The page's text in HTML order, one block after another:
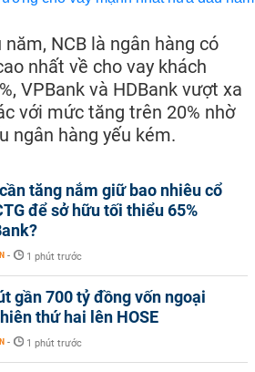
NCB là ngân hàng có
nhất về cho vay khách
VPBank và HDBank vượt xa
với mức tăng trên 20% nhờ
ngân hàng yếu kém.
tăng nắm giữ bao nhiêu cổ
để sở hữu tối thiểu 65%
- 1 phút trước
gần 700 tỷ đồng vốn ngoại
thứ hai lên HOSE
- 1 phút trước